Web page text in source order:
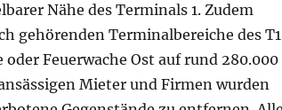
Nähe des Terminals 1. Zudem
gehörenden Terminalbereiche des T1
Feuerwache Ost auf rund 280.000
Mieter und Firmen wurden